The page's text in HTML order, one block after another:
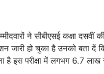
ने सीबीएसई कक्षा दसवीं की
हो चुका है उनको बता दें कि
परीक्षा में लगभग 6.7 लाख से